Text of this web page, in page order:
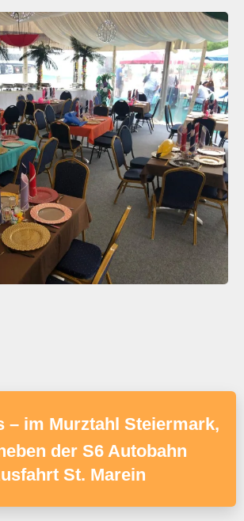
– im Murztahl Steiermark,
der S6 Autobahn
St. Marein